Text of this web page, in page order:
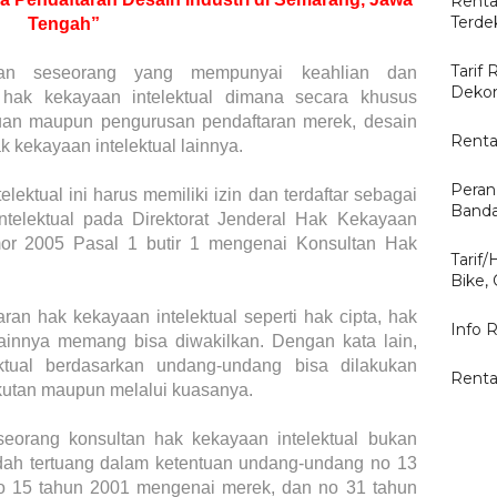
Tengah”
seseorang yang mempunyai keahlian dan
kekayaan intelektual dimana secara khusus
maupun pengurusan pendaftaran merek, desain
kekayaan intelektual lainnya.
ini harus memiliki izin dan terdaftar sebagai
pada Direktorat Jenderal Hak Kekayaan
2005 Pasal 1 butir 1 mengenai Konsultan Hak
hak kekayaan intelektual seperti hak cipta, hak
memang bisa diwakilkan. Dengan kata lain,
berdasarkan undang-undang bisa dilakukan
maupun melalui kuasanya.
konsultan hak kekayaan intelektual bukan
tertuang dalam ketentuan undang-undang no 13
15 tahun 2001 mengenai merek, dan no 31 tahun
Tarif
Tarif/
Bike,
Info